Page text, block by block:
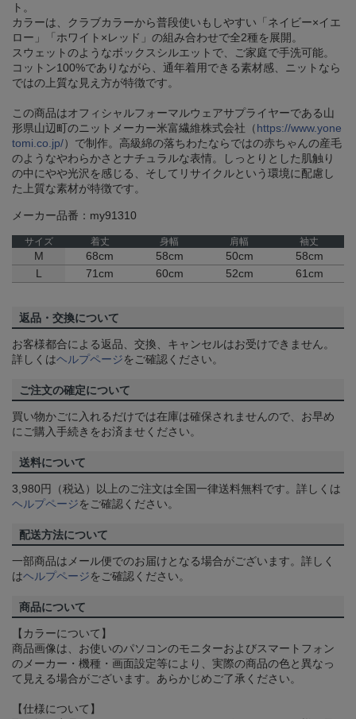
ト。
カラーは、クラブカラーから普段使いもしやすい「ネイビー×イエ
ロー」「ホワイト×レッド」の組み合わせで全2種を展開。
スウェットのようなボックスシルエットで、ご家庭で手洗可能。
コットン100%でありながら、通年着用できる素材感、ニットなら
ではの上質な見え方が特徴です。
この商品はオフィシャルフォーマルウェアサプライヤーである山
形県山辺町のニットメーカー米富繊維株式会社（https://www.yone
tomi.co.jp/）で制作。高級綿の落ちわたならではの赤ちゃんの産毛
のようなやわらかさとナチュラルな表情。しっとりとした肌触り
の中にやや光沢を感じる、そしてリサイクルという環境に配慮し
た上質な素材が特徴です。
メーカー品番：my91310
サイズ 着丈 身幅 肩幅 袖丈
M 68cm 58cm 50cm
58cm
L
71cm 60cm 52cm 61cm
返品・交換について
お客様都合による返品、交換、キャンセルはお受けできません。
詳しくはヘルプページをご確認ください。
ご注文の確定について
買い物かごに入れるだけでは在庫は確保されませんので、お早め
にご購入手続きをお済ませください。
送料について
3,980円（税込）以上のご注文は全国一律送料無料です。詳しくは
ヘルプページをご確認ください。
配送方法について
一部商品はメール便でのお届けとなる場合がございます。詳しく
はヘルプページをご確認ください。
商品について
【カラーについて】
商品画像は、お使いのパソコンのモニターおよびスマートフォン
のメーカー・機種・画面設定等により、実際の商品の色と異なっ
て見える場合がございます。あらかじめご了承ください。
【仕様について】